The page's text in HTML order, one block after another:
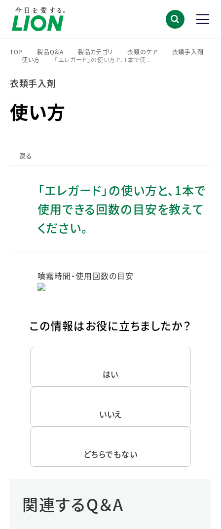
TOP
>
製品Q＆A
>
製品カテゴリ
>
衣類のケア
衣類手入剤
使い方
「エレガード」の使い方と、1本で使...
衣類手入剤
使い方
戻る
「エレガード」の使い方と、1本で
使用できる回数の目安を教えて
ください。
噴霧時間・使用回数の目安
この情報はお役に立ちましたか？
はい
いいえ
どちらでもない
関連するQ＆A